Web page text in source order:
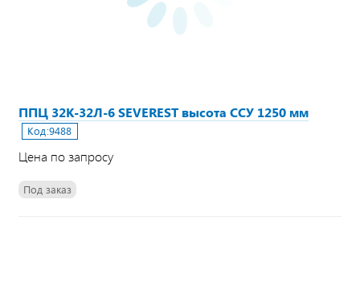
ППЦ 32К-32Л-6 SEVEREST высота ССУ 1250 мм
Код:9488
Цена по запросу
Под заказ